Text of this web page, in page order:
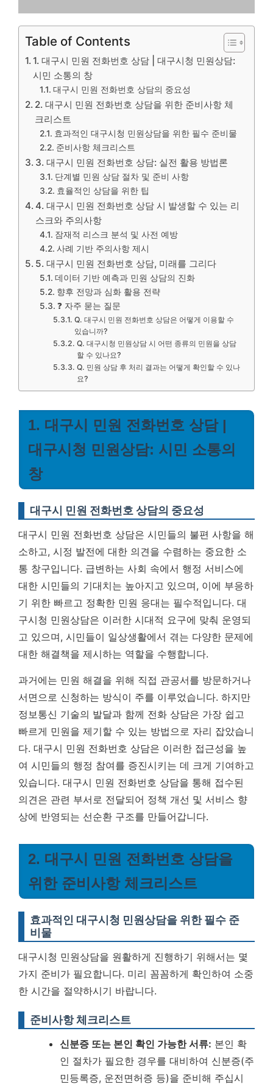
Table of Contents
1. 대구시 민원 전화번호 상담 | 대구시청 민원상담:
시민 소통의 창
대구시 민원 전화번호 상담의 중요성
2. 대구시 민원 전화번호 상담을 위한 준비사항 체
크리스트
효과적인 대구시청 민원상담을 위한 필수 준비물
준비사항 체크리스트
3. 대구시 민원 전화번호 상담: 실전 활용 방법론
단계별 민원 상담 절차 및 준비 사항
효율적인 상담을 위한 팁
4. 대구시 민원 전화번호 상담 시 발생할 수 있는 리
스크와 주의사항
잠재적 리스크 분석 및 사전 예방
사례 기반 주의사항 제시
5. 대구시 민원 전화번호 상담, 미래를 그리다
데이터 기반 예측과 민원 상담의 진화
향후 전망과 심화 활용 전략
❓ 자주 묻는 질문
Q. 대구시 민원 전화번호 상담은 어떻게 이용할 수
있습니까?
Q. 대구시청 민원상담 시 어떤 종류의 민원을 상담
할 수 있나요?
Q. 민원 상담 후 처리 결과는 어떻게 확인할 수 있나
요?
1. 대구시 민원 전화번호 상담 |
대구시청 민원상담: 시민 소통의
창
대구시 민원 전화번호 상담의 중요성
대구시 민원 전화번호 상담은 시민들의 불편 사항을 해
소하고, 시정 발전에 대한 의견을 수렴하는 중요한 소
통 창구입니다. 급변하는 사회 속에서 행정 서비스에
대한 시민들의 기대치는 높아지고 있으며, 이에 부응하
기 위한 빠르고 정확한 민원 응대는 필수적입니다. 대
구시청 민원상담은 이러한 시대적 요구에 맞춰 운영되
고 있으며, 시민들이 일상생활에서 겪는 다양한 문제에
대한 해결책을 제시하는 역할을 수행합니다.
과거에는 민원 해결을 위해 직접 관공서를 방문하거나
서면으로 신청하는 방식이 주를 이루었습니다. 하지만
정보통신 기술의 발달과 함께 전화 상담은 가장 쉽고
빠르게 민원을 제기할 수 있는 방법으로 자리 잡았습니
다. 대구시 민원 전화번호 상담은 이러한 접근성을 높
여 시민들의 행정 참여를 증진시키는 데 크게 기여하고
있습니다. 대구시 민원 전화번호 상담을 통해 접수된
의견은 관련 부서로 전달되어 정책 개선 및 서비스 향
상에 반영되는 선순환 구조를 만들어갑니다.
2. 대구시 민원 전화번호 상담을
위한 준비사항 체크리스트
효과적인 대구시청 민원상담을 위한 필수 준
비물
대구시청 민원상담을 원활하게 진행하기 위해서는 몇
가지 준비가 필요합니다. 미리 꼼꼼하게 확인하여 소중
한 시간을 절약하시기 바랍니다.
준비사항 체크리스트
신분증 또는 본인 확인 가능한 서류: 본인 확
인 절차가 필요한 경우를 대비하여 신분증(주
민등록증, 운전면허증 등)을 준비해 주십시